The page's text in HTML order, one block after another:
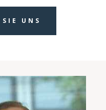
UNS